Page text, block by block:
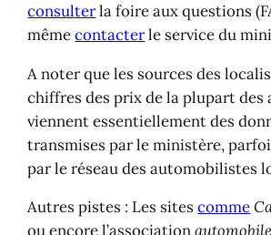
mêmecontacterle service du
chiffres des prix de la plupart des
viennent essentiellement des
transmises par le ministère,
par le réseau des automobilistes
Autres pistes : Les sites
ou encore l’association